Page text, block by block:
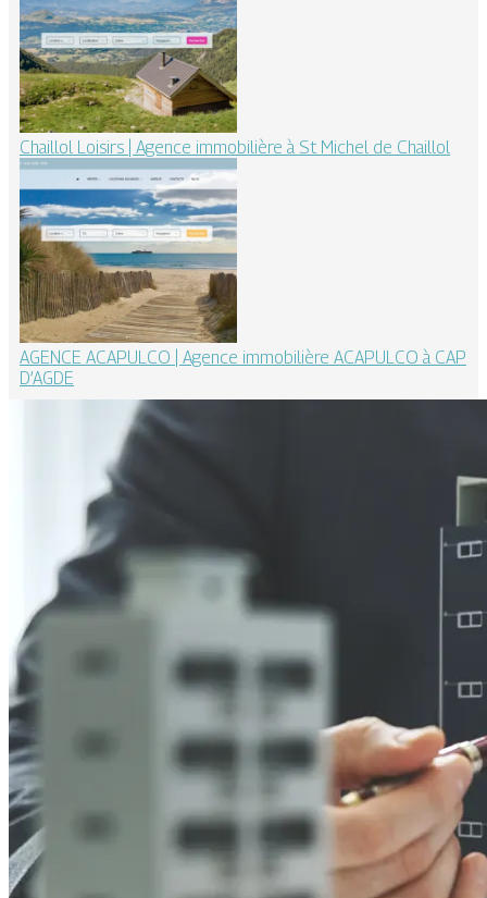
Chaillol Loisirs | Agence immobilière à St Michel de Chaillol
AGENCE ACAPULCO | Agence immobilière ACAPULCO à CAP
D’AGDE